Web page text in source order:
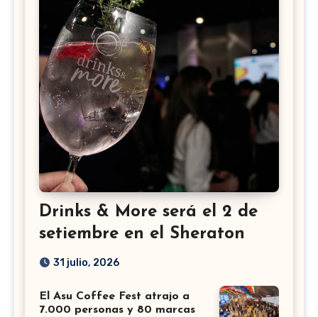
Drinks & More será el 2 de
setiembre en el Sheraton
31 julio, 2026
El Asu Coffee Fest atrajo a
7.000 personas y 80 marcas